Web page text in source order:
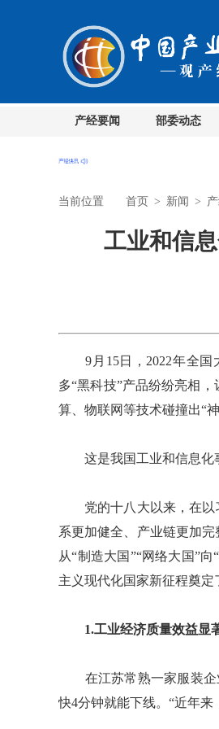
产经要闻 部委动态
当前位置 首页 > 新闻 >
工业和信
9月15日，2022年全国
多“黑科技”产品纷纷亮相
算、物联网等技术碰撞出“
这是我国工业和信息化事
党的十八大以来，在以
系更加健全、产业链更加
从“制造大国”“网络大国”
主义现代化国家新征程奠定
1.工业经济质量效益显
在江苏常熟一家服装企
快4分钟就能下线。“近年来